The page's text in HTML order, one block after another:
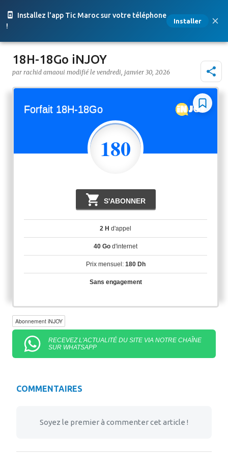
Installez l'app Tic Maroc sur votre téléphone
!
Installer
Accéder au contenu principal
18H-18Go iNJOY
par rachid amaoui le vendredi, janvier 30, 2026
Forfait 18H-18Go
180
Dh
2 H d'appel
40 Go d'internet
Prix mensuel:180 Dh
Sans engagement
Abonnement iNJOY
RECEVEZ L'ACTUALITÉ DU SITE VIA NOTRE CHAÎNE
SUR WHATSAPP
COMMENTAIRES
Soyez le premier à commenter cet article !